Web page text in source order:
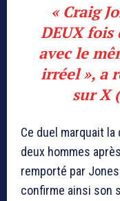
« Craig
DEUX fois
avec le
irréel », a
sur X
Ce duel marquait
deux hommes
remporté par
confirme ainsi son